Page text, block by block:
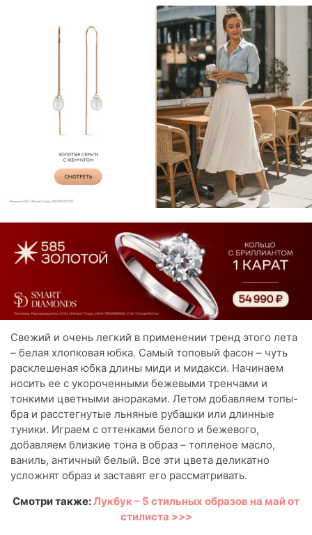
Свежий и очень легкий в применении тренд этого лета
– белая хлопковая юбка. Самый топовый фасон – чуть
расклешеная юбка длины миди и мидакси. Начинаем
носить ее с укороченными бежевыми тренчами и
тонкими цветными анораками. Летом добавляем топы-
бра и расстегнутые льняные рубашки или длинные
туники. Играем с оттенками белого и бежевого,
добавляем близкие тона в образ – топленое масло,
ваниль, античный белый. Все эти цвета деликатно
усложнят образ и заставят его рассматривать.
Смотри также:Лукбук – 5 стильных образов на май от
стилиста >>>